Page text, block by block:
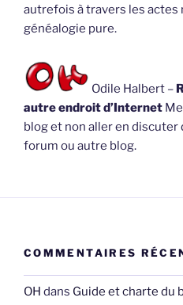
autrefois à travers les actes
généalogie pure.
Odile Halbert –
autre endroit d’Internet
blog et non aller en discuter
forum ou autre blog.
COMMENTAIRES
OH dans Guide et charte du